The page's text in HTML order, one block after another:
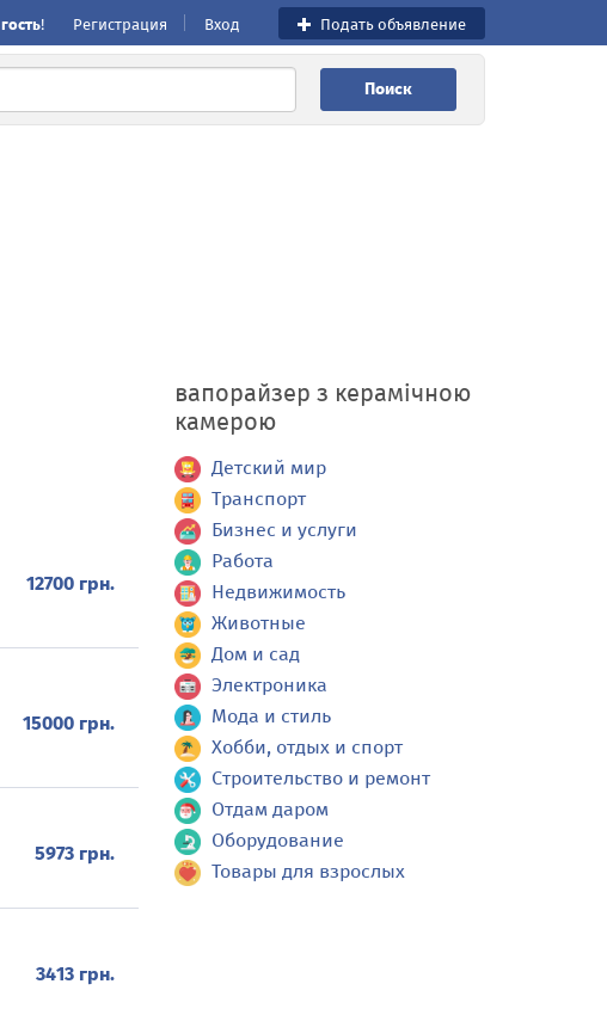
гость! Регистрация Вход Подать объявление
Поиск
12700 грн.
15000 грн.
5973 грн.
3413 грн.
вапорайзер з керамічною
камерою
Детский мир
Транспорт
Бизнес и услуги
Работа
Недвижимость
Животные
Дом и сад
Электроника
Мода и стиль
Хобби, отдых и спорт
Строительство и ремонт
Отдам даром
Оборудование
Товары для взрослых